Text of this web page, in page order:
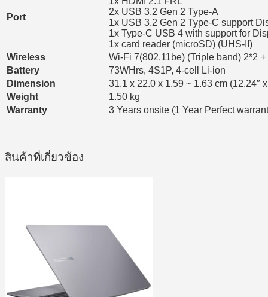
Port
2x USB 3.2 Gen 2 Type-A
1x USB 3.2 Gen 2 Type-C support
1x Type-C USB 4 with support for
1x card reader (microSD) (UHS-II)
Wireless
Wi-Fi 7(802.11be) (Triple band) 2*2
Battery
73WHrs, 4S1P, 4-cell Li-ion
Dimension
31.1 x 22.0 x 1.59 ~ 1.63 cm (12.24″
Weight
1.50 kg
Warranty
3 Years onsite (1 Year Perfect
สินค้าที่เกี่ยวข้อง